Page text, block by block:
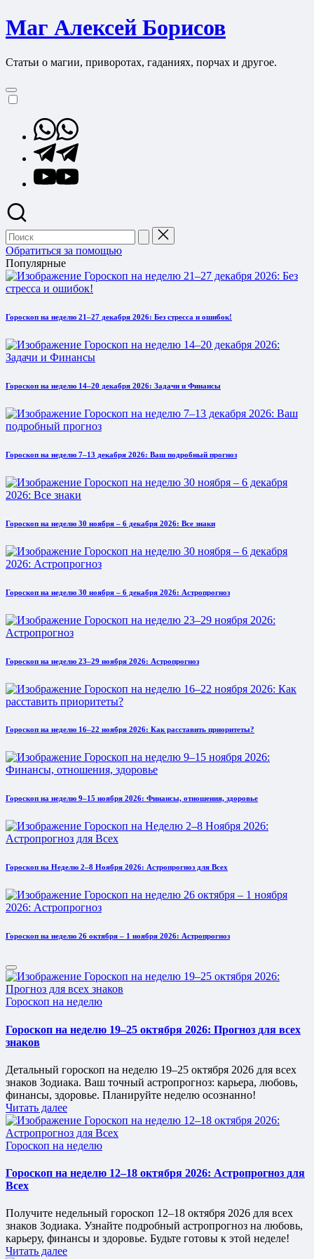
Перейти
к
Маг Алексей Борисов
Статьи о магии, приворотах, гаданиях, порчах и другое.
Whatsapp
Telegram
YouTube
Поиск
для:
Обратиться за помощью
Популярные
Гороскоп на неделю 21–27 декабря 2026: Без стресса и ошибок!
Гороскоп на неделю 14–20 декабря 2026: Задачи и Финансы
Гороскоп на неделю 7–13 декабря 2026: Ваш подробный прогноз
Гороскоп на неделю 30 ноября – 6 декабря 2026: Все знаки
Гороскоп на неделю 30 ноября – 6 декабря 2026: Астропрогноз
Гороскоп на неделю 23–29 ноября 2026: Астропрогноз
Гороскоп на неделю 16–22 ноября 2026: Как расставить приоритеты?
Гороскоп на неделю 9–15 ноября 2026: Финансы, отношения, здоровье
Гороскоп на Неделю 2–8 Ноября 2026: Астропрогноз для Всех
Гороскоп на неделю 26 октября – 1 ноября 2026: Астропрогноз
Опубликовано
Гороскоп на неделю
Гороскоп на неделю 19–25 октября 2026: Прогноз для всех
знаков
Детальный гороскоп на неделю 19–25 октября 2026 для всех
знаков Зодиака. Ваш точный астропрогноз: карьера, любовь,
финансы, здоровье. Планируйте неделю осознанно!
Читать далее
Опубликовано
Гороскоп на неделю
Гороскоп на неделю 12–18 октября 2026: Астропрогноз для
Всех
Получите недельный гороскоп 12–18 октября 2026 для всех
знаков Зодиака. Узнайте подробный астропрогноз на любовь,
карьеру, финансы и здоровье. Будьте готовы к этой неделе!
Читать далее